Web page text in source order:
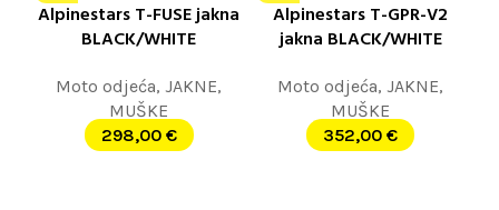
Alpinestars T-FUSE jakna
BLACK/WHITE
Moto odjeća, JAKNE,
MUŠKE
298,00 €
Alpinestars T-GPR-V2
jakna BLACK/WHITE
Moto odjeća, JAKNE,
MUŠKE
352,00 €